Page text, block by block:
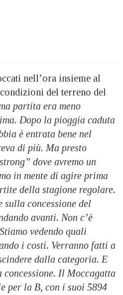
nell’ora insieme al
del terreno del
partita era meno
Dopo la pioggia caduta
è entrata bene nel
di più. Ma presto
dove avremo un
in mente di agire prima
della stagione regolare.
concessione del
avanti. Non c’è
vedendo quali
i costi. Verranno fatti a
dalla categoria. E
concessione. Il Moccagatta
per la B, con i suoi 5894